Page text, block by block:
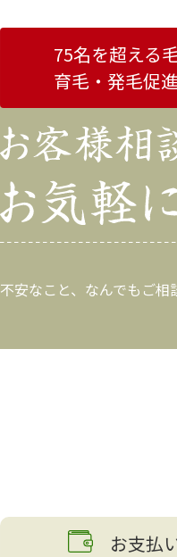
75名を超える
育毛・発毛促
不安なこと、なんでもご
お支払